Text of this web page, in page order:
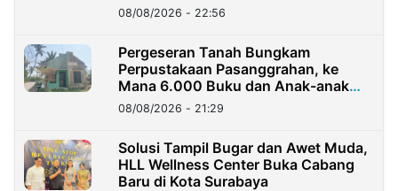
08/08/2026 - 22:56
Pergeseran Tanah Bungkam
Perpustakaan Pasanggrahan, ke
Mana 6.000 Buku dan Anak-anak
Kini?
08/08/2026 - 21:29
Solusi Tampil Bugar dan Awet Muda,
HLL Wellness Center Buka Cabang
Baru di Kota Surabaya